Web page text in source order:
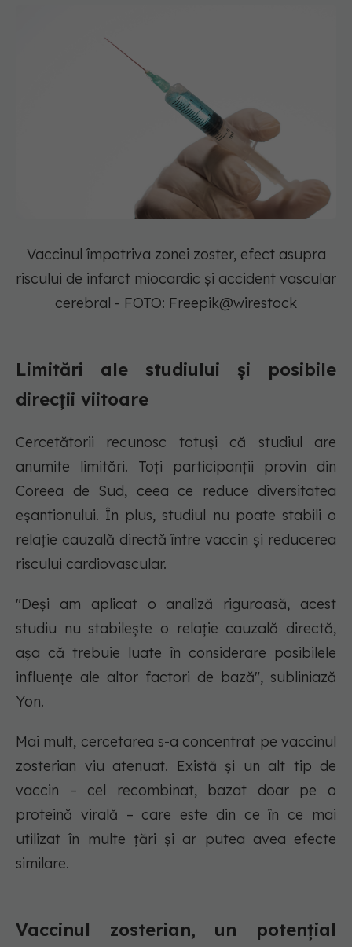
Vaccinul împotriva zonei zoster, efect asupra
riscului de infarct miocardic și accident vascular
cerebral - FOTO: Freepik@wirestock
Limitări ale studiului și posibile
direcții viitoare
Cercetătorii recunosc totuși că studiul are
anumite limitări. Toți participanții provin din
Coreea de Sud, ceea ce reduce diversitatea
eșantionului. În plus, studiul nu poate stabili o
relație cauzală directă între vaccin și reducerea
riscului cardiovascular.
"Deși am aplicat o analiză riguroasă, acest
studiu nu stabilește o relație cauzală directă,
așa că trebuie luate în considerare posibilele
influențe ale altor factori de bază", subliniază
Yon.
Mai mult, cercetarea s-a concentrat pe vaccinul
zosterian viu atenuat. Există și un alt tip de
vaccin – cel recombinat, bazat doar pe o
proteină virală – care este din ce în ce mai
utilizat în multe țări și ar putea avea efecte
similare.
Vaccinul zosterian, un potențial